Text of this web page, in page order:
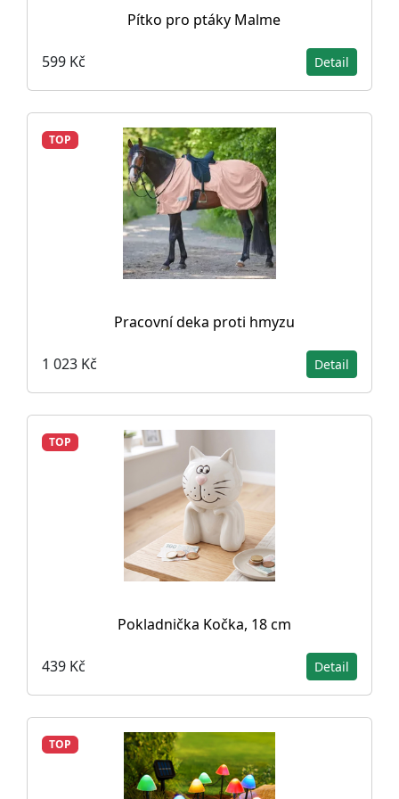
Pítko pro ptáky Malme
599 Kč Detail
TOP
Pracovní deka proti hmyzu
1 023 Kč Detail
TOP
Pokladnička Kočka, 18 cm
439 Kč Detail
TOP